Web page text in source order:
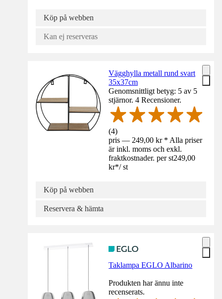
Köp på webben
Kan ej reserveras
Vägghylla metall rund svart
35x37cm
Genomsnittligt betyg: 5 av 5
stjärnor. 4 Recensioner.
(4)
pris — 249,00 kr * Alla priser
är inkl. moms och exkl.
fraktkostnader. per st249,00
kr*/ st
Köp på webben
Reservera & hämta
Taklampa EGLO Albarino
Produkten har ännu inte
recenserats.